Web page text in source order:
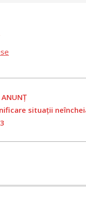
ANUNȚ
situații